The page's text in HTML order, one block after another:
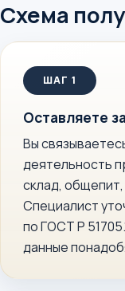
Схема
Оставляете
Вы
деятельность
склад,
Специалист
по ГОСТ Р
данные